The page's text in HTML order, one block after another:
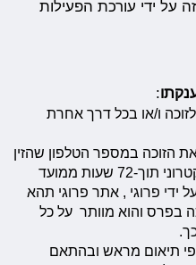
על ידי עורכת הפעילות
:
ו/או בכל דרך אחרת
הזוכה במספר הטלפון שהזין
או שלא יענה להודעת הדואר האלקטרוני תוך-72 שעות ממועד
ידי פרוגי , אתר פרוגי תהא
בפרס והוא מוותר על כל
פי תיאום מראש ובהתאם